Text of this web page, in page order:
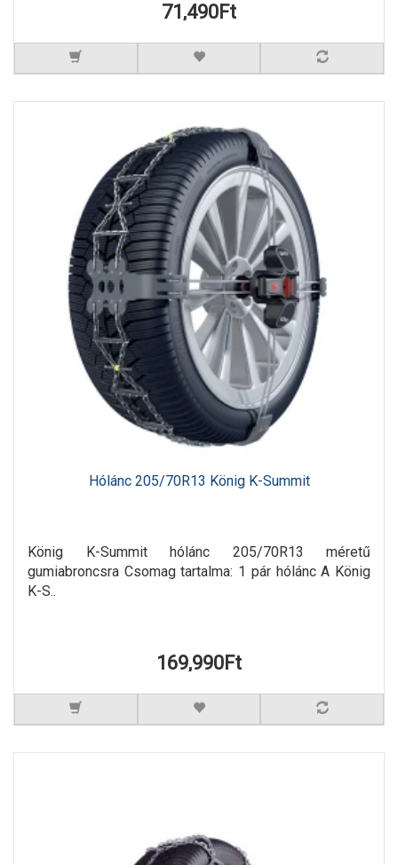
71,490Ft
Hólánc 205/70R13 König K-Summit
König K-Summit hólánc 205/70R13 méretű
gumiabroncsra Csomag tartalma: 1 pár hólánc A König
K-S..
169,990Ft